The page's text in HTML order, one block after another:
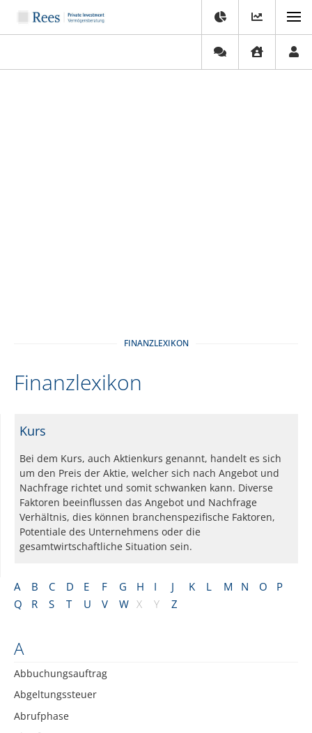
FINANZLEXIKON
Finanzlexikon
A B C D E F G H I J K L M N O
P
Q
R S T U V W X Y Z
A
Abbuchungsauftrag
Abgeltungssteuer
Abrufphase
Kurs
Bei dem Kurs, auch Aktienkurs genannt, handelt es sich
um den Preis der Aktie, welcher sich nach Angebot und
Nachfrage richtet und somit schwanken kann. Diverse
Faktoren beeinflussen das Angebot und Nachfrage
Verhältnis, dies können branchenspezifische Faktoren,
Potentiale des Unternehmens oder die
gesamtwirtschaftliche Situation sein.